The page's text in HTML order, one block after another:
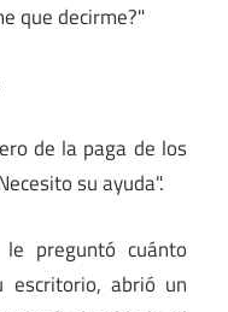
que decirme?"
de la paga de los
su ayuda".
preguntó cuánto
escritorio, abrió un